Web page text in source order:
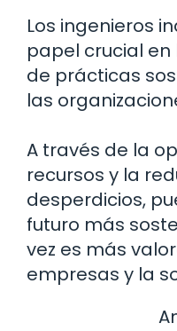
Los ingenieros
papel crucial
de prácticas
las
A través de la
recursos y la
desperdicios,
futuro más
vez es más
empresas y la